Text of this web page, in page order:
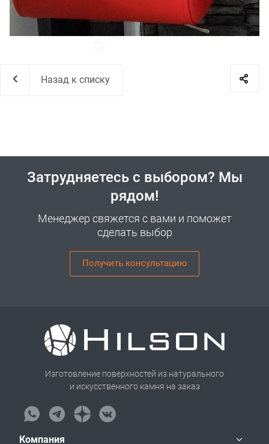
Назад к списку
Затрудняетесь с выбором? Мы
рядом!
Менеджер свяжется с вами и поможет
сделать выбор
Получить консультацию
Изготовление поверхностей из натурального
и искусственного камня на заказ
Компания